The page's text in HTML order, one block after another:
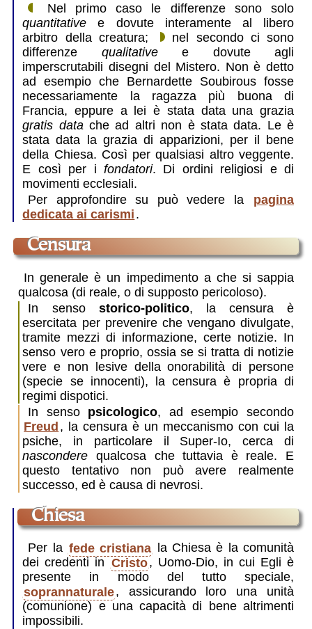
Nel primo caso le differenze sono solo
quantitative e dovute interamente al libero
arbitro della creatura;
nel secondo ci sono
differenze qualitativee dovute agli
imperscrutabili disegni del Mistero. Non è detto
ad esempio che Bernardette Soubirous fosse
necessariamente la ragazza più buona di
Francia, eppure a lei è stata data una grazia
gratis data che ad altri non è stata data. Le è
stata data la grazia di apparizioni, per il bene
della Chiesa. Così per qualsiasi altro veggente.
E così per i fondatori. Di ordini religiosi e di
movimenti ecclesiali.
Per approfondire su può vedere la
pagina
dedicata ai carismi .
censura
In generale è un impedimento a che si sappia
qualcosa (di reale, o di supposto pericoloso).
In senso storico-politico, la censura è
esercitata per prevenire che vengano divulgate,
tramite mezzi di informazione, certe notizie. In
senso vero e proprio, ossia se si tratta di notizie
vere e non lesive della onorabilità di persone
(specie se innocenti), la censura è propria di
regimi dispotici.
In senso psicologico, ad esempio secondo
Freud , la censura è un meccanismo con cui la
psiche, in particolare il Super-Io, cerca di
nascondere qualcosa che tuttavia è reale. E
questo tentativo non può avere realmente
successo, ed è causa di nevrosi.
Chiesa
Per la fede cristiana la Chiesa è la comunità
dei credenti in Cristo, Uomo-Dio, in cui Egli è
presente in modo del tutto speciale,
soprannaturale, assicurando loro una unità
(comunione) e una capacità di bene altrimenti
impossibili.